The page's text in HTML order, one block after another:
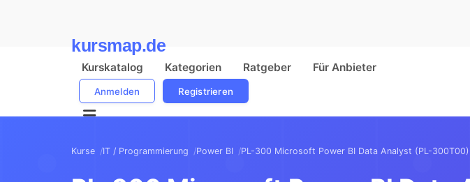
kursmap.de
Kurskatalog Kategorien Ratgeber Für Anbieter
Anmelden Registrieren
Kurse IT / Programmierung Power BI PL-300 Microsoft Power BI Data Analyst (PL-300T00)